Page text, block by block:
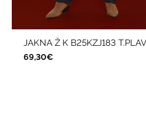
JAKNA Ž K B25KZJ183
69,30€